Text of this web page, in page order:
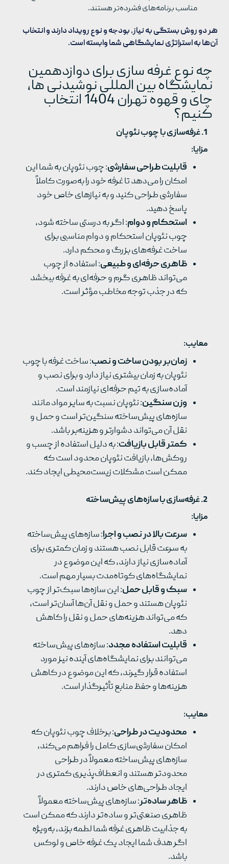
مناسب برنامه‌های فشرده‌تر هستند.
هر دو روش بستگی به نیاز، بودجه و نوع رویداد دارند و انتخاب
آن‌ها به استراتژی نمایشگاهی شما وابسته است.
چه نوع غرفه سازی برای دوازدهمین
نمایشگاه بین المللی نوشیدنی ها،
چای و قهوه تهران 1404 انتخاب
کنیم؟
1. غرفه‌سازی با چوب نئوپان
مزایا:
قابلیت طراحی سفارشی: چوب نئوپان به شما این
امکان را می‌دهد تا غرفه خود را به‌صورت کاملاً
سفارشی طراحی کنید و به نیازهای خاص خود
پاسخ دهید.
استحکام و دوام: اگر به درستی ساخته شود،
چوب نئوپان استحکام و دوام مناسبی برای
ساخت غرفه‌های بزرگ و محکم دارد.
ظاهری حرفه‌ای و طبیعی: استفاده از چوب
می‌تواند ظاهری گرم و حرفه‌ای به غرفه ببخشد
که در جذب توجه مخاطب مؤثر است.
معایب:
زمان‌بر بودن ساخت و نصب: ساخت غرفه با چوب
نئوپان به زمان بیشتری نیاز دارد و برای نصب و
آماده‌سازی به تیم حرفه‌ای نیازمند است.
وزن سنگین: نئوپان نسبت به سایر مواد مانند
سازه‌های پیش‌ساخته سنگین‌تر است و حمل و
نقل آن می‌تواند دشوارتر و هزینه‌بر باشد.
کمتر قابل بازیافت: به دلیل استفاده از چسب و
روکش‌ها، بازیافت نئوپان محدود است که
ممکن است مشکلات زیست‌محیطی ایجاد کند.
2. غرفه‌سازی با سازه‌های پیش‌ساخته
مزایا:
سرعت بالا در نصب و اجرا: سازه‌های پیش‌ساخته
به سرعت قابل نصب هستند و زمان کمتری برای
آماده‌سازی نیاز دارند، که این موضوع در
نمایشگاه‌های کوتاه‌مدت بسیار مهم است.
سبک و قابل حمل: این سازه‌ها سبک‌تر از چوب
نئوپان هستند و حمل و نقل آن‌ها آسان‌تر است،
که می‌تواند هزینه‌های حمل و نقل را کاهش
دهد.
قابلیت استفاده مجدد: سازه‌های پیش‌ساخته
می‌توانند برای نمایشگاه‌های آینده نیز مورد
استفاده قرار گیرند، که این موضوع در کاهش
هزینه‌ها و حفظ منابع تأثیرگذار است.
معایب:
محدودیت در طراحی: برخلاف چوب نئوپان که
امکان سفارشی‌سازی کامل را فراهم می‌کند،
سازه‌های پیش‌ساخته معمولاً در طراحی
محدودتر هستند و انعطاف‌پذیری کمتری در
ایجاد طراحی‌های خاص دارند.
ظاهر ساده‌تر: سازه‌های پیش‌ساخته معمولاً
ظاهری صنعتی‌تر و ساده‌تر دارند که ممکن است
به جذابیت ظاهری غرفه شما لطمه بزند، به‌ویژه
اگر هدف شما ایجاد یک غرفه خاص و لوکس
باشد.